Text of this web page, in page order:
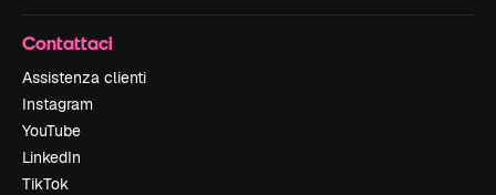
Contattaci
Assistenza clienti
Instagram
YouTube
LinkedIn
TikTok